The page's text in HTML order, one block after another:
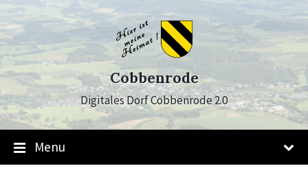
Skip
to
content
Skip
to
main
navigation
Skip
to
footer
Cobbenrode
Digitales Dorf Cobbenrode 2.0
Menu